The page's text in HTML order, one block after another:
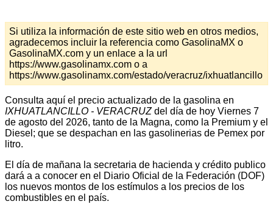
Si utiliza la información de este sitio web en otros medios,
agradecemos incluir la referencia como GasolinaMX o
GasolinaMX.com y un enlace a la url
https://www.gasolinamx.com o a
https://www.gasolinamx.com/estado/veracruz/ixhuatlancillo
Consulta aquí el precio actualizado de la gasolina en
IXHUATLANCILLO - VERACRUZdel día de hoy Viernes 7
de agosto del 2026, tanto de la Magna, como la Premium y el
Diesel; que se despachan en las gasolinerias de Pemex por
litro.
El día de mañana la secretaria de hacienda y crédito publico
dará a a conocer en el Diario Oficial de la Federación (DOF)
los nuevos montos de los estímulos a los precios de los
combustibles en el país.